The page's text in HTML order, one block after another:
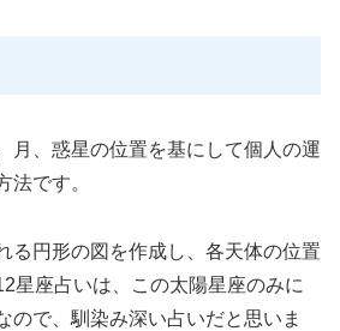
月、惑星の位置を基にして個人の運
法です。
る円形の図を作成し、各天体の位置
星座占いは、この太陽星座のみに
ので、馴染み深い占いだと思いま